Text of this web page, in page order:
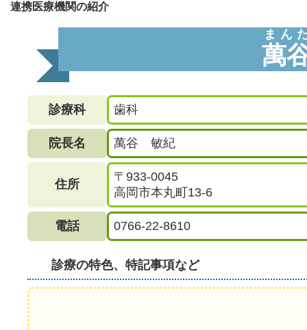
萬
まん
診療科 歯科
院長名 萬谷 敏紀
住所
〒933-0045
高岡市本丸町13-6
電話 0766-22-8610
診療の特色、特記事項など
連携医療機関の紹介